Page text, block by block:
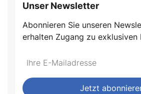
Unser Newsletter
Abonnieren Sie unseren
erhalten Zugang zu exklusiven
Jetzt